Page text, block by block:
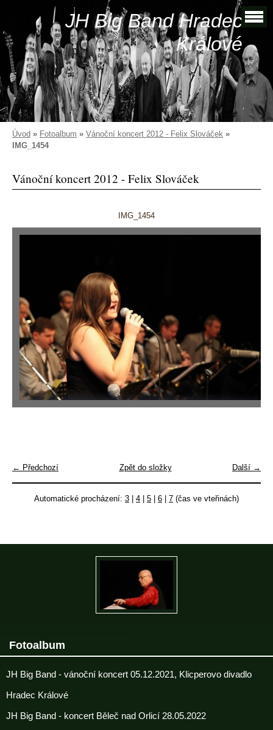
JH Big Band Hradec
Králové
Úvod » Fotoalbum » Vánoční koncert 2012 - Felix Slováček »
IMG_1454
Vánoční koncert 2012 - Felix Slováček
IMG_1454
← Předchozí Další →
Zpět do složky
Automatické procházení: 3 4 5 6 7 (čas ve vteřinách)
Fotoalbum
JH Big Band - vánoční koncert 05.12.2021, Klicperovo divadlo
Hradec Králové
JH Big Band - koncert Běleč nad Orlicí 28.05.2022